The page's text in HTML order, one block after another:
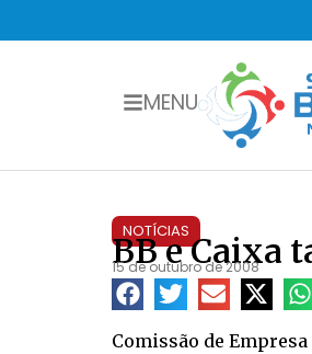
MENU
NOTÍCIAS
BB e Caixa
15 de outubro de 2008
Comissão de